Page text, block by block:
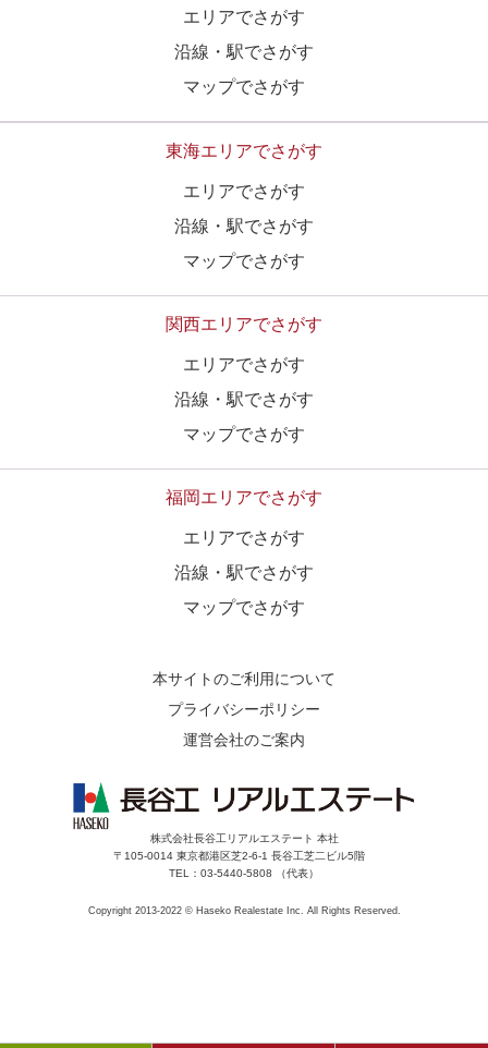
エリアでさがす
沿線・駅でさがす
マップでさがす
東海エリアでさがす
エリアでさがす
沿線・駅でさがす
マップでさがす
関西エリアでさがす
エリアでさがす
沿線・駅でさがす
マップでさがす
福岡エリアでさがす
エリアでさがす
沿線・駅でさがす
マップでさがす
本サイトのご利用について
プライバシーポリシー
運営会社のご案内
株式会社長谷工リアルエステート 本社
〒105-0014 東京都港区芝2-6-1 長谷工芝二ビル5階
TEL：03-5440-5808 （代表）
Copyright 2013-2022 © Haseko Realestate Inc. All Rights Reserved.